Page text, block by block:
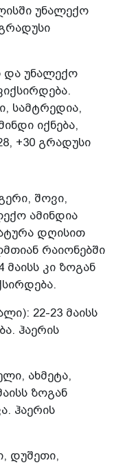
უნალექო
და უნალექო
სამტრედია,
იქნება,
+30 გრადუსი
შოვი,
ამინდია
დღისით
რაიონებში
კი ზოგან
22-23 მაისს
ჰაერის
ახმეტა,
ზოგან
ჰაერის
დუშეთი,